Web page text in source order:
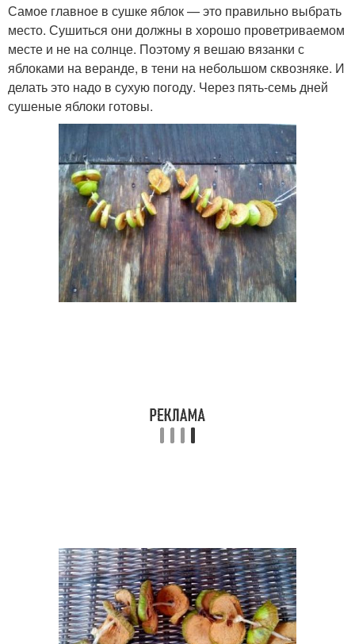
Самое главное в сушке яблок — это правильно выбрать
место. Сушиться они должны в хорошо проветриваемом
месте и не на солнце. Поэтому я вешаю вязанки с
яблоками на веранде, в тени на небольшом сквозняке. И
делать это надо в сухую погоду. Через пять-семь дней
сушеные яблоки готовы.